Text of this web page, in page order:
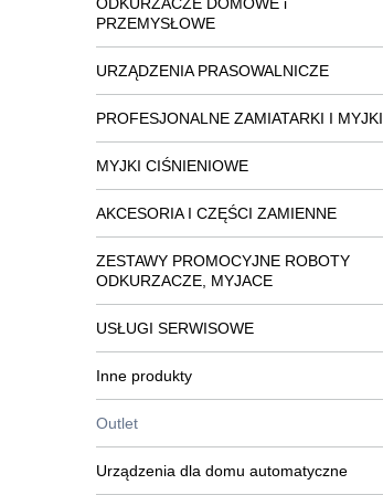
PRZEMYSŁOWE
URZĄDZENIA PRASOWALNICZE
PROFESJONALNE ZAMIATARKI I MYJKI
MYJKI CIŚNIENIOWE
AKCESORIA I CZĘŚCI ZAMIENNE
ZESTAWY PROMOCYJNE ROBOTY
ODKURZACZE, MYJACE
USŁUGI SERWISOWE
Inne produkty
Outlet
Urządzenia dla domu automatyczne